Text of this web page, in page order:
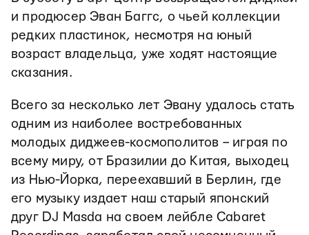
и продюсер Эван Баггс, о чьей коллекции
редких пластинок, несмотря на юный
возраст владельца, уже ходят настоящие
сказания.
Всего за несколько лет Эвану удалось стать
одним из наиболее востребованных
молодых диджеев-космополитов – играя по
всему миру, от Бразилии до Китая, выходец
из Нью-Йорка, переехавший в Берлин, где
его музыку издает наш старый японский
друг DJ Masda на своем лейбле Cabaret